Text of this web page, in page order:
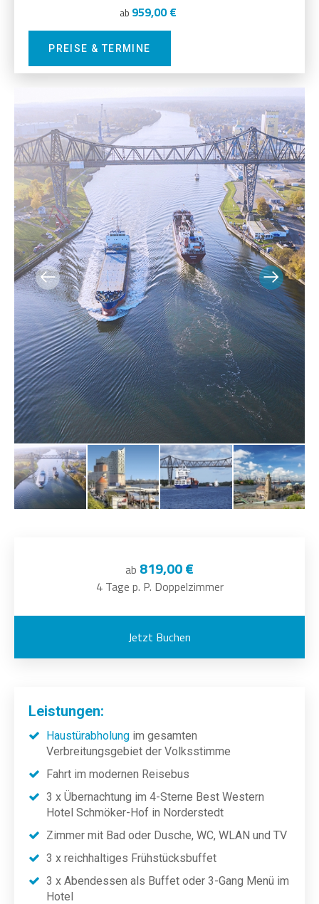
ab 959,00 €
PREISE & TERMINE
ab 819,00 €
4 Tage p. P. Doppelzimmer
Jetzt Buchen
Leistungen:
Haustürabholung im gesamten
Verbreitungsgebiet der Volksstimme
Fahrt im modernen Reisebus
3 x Übernachtung im 4-Sterne Best Western
Hotel Schmöker-Hof in Norderstedt
Zimmer mit Bad oder Dusche, WC, WLAN und TV
3 x reichhaltiges Frühstücksbuffet
3 x Abendessen als Buffet oder 3-Gang Menü im
Hotel